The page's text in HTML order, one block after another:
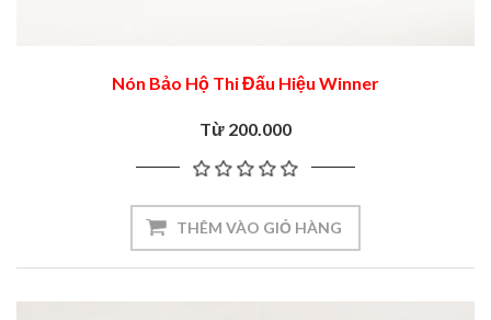
Nón Bảo Hộ Thi Đấu Hiệu Winner
Từ 200.000